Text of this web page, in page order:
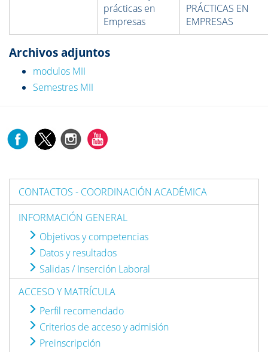
prácticas en
Empresas
PRÁCTICAS EN
EMPRESAS
Archivos adjuntos
modulos MII
Semestres MII
CONTACTOS - COORDINACIÓN ACADÉMICA
INFORMACIÓN GENERAL
Objetivos y competencias
Datos y resultados
Salidas / Inserción Laboral
ACCESO Y MATRÍCULA
Perfil recomendado
Criterios de acceso y admisión
Preinscripción